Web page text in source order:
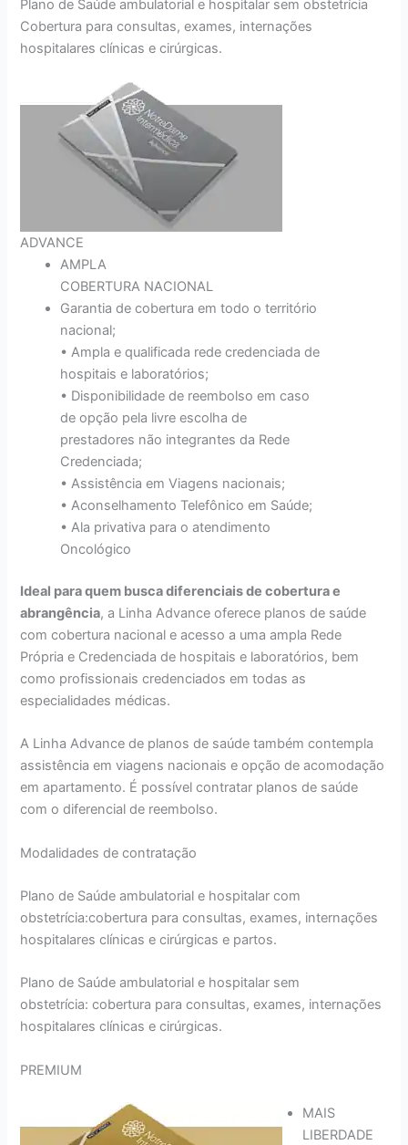
Plano de Saúde ambulatorial e hospitalar sem obstetrícia
Cobertura para consultas, exames, internações
hospitalares clínicas e cirúrgicas.
ADVANCE
AMPLA
COBERTURA NACIONAL
Garantia de cobertura em todo o território
nacional;
• Ampla e qualificada rede credenciada de
hospitais e laboratórios;
• Disponibilidade de reembolso em caso
de opção pela livre escolha de
prestadores não integrantes da Rede
Credenciada;
• Assistência em Viagens nacionais;
• Aconselhamento Telefônico em Saúde;
• Ala privativa para o atendimento
Oncológico
Ideal para quem busca diferenciais de cobertura e
abrangência, a Linha Advance oferece planos de saúde
com cobertura nacional e acesso a uma ampla Rede
Própria e Credenciada de hospitais e laboratórios, bem
como profissionais credenciados em todas as
especialidades médicas.
A Linha Advance de planos de saúde também contempla
assistência em viagens nacionais e opção de acomodação
em apartamento. É possível contratar planos de saúde
com o diferencial de reembolso.
Modalidades de contratação
Plano de Saúde ambulatorial e hospitalar com
obstetrícia:cobertura para consultas, exames, internações
hospitalares clínicas e cirúrgicas e partos.
Plano de Saúde ambulatorial e hospitalar sem
obstetrícia: cobertura para consultas, exames, internações
hospitalares clínicas e cirúrgicas.
PREMIUM
MAIS
LIBERDADE